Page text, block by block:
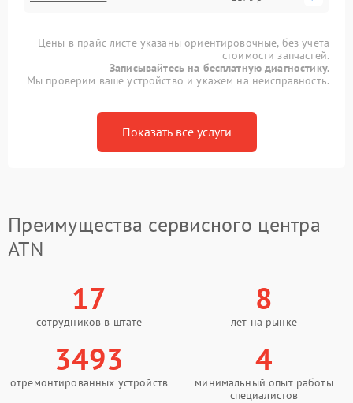
Цены в прайс-листе указаны ориентировочные, без учета
стоимости запчастей.
Записывайтесь на бесплатную диагностику.
Мы проверим ваше устройство и укажем на неисправность.
Показать все услуги
Преимущества сервисного центра
ATN
17
сотрудников в штате
8
лет на рынке
3493
отремонтированных устройств
4
минимальный опыт работы
специалистов